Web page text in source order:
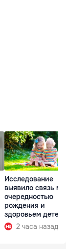
Исследование
выявило связь
очередностью
рождения и
здоровьем детей
2 часа назад